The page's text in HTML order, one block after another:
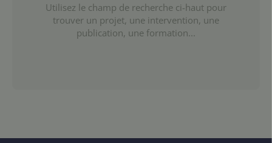
Utilisez le champ de recherche ci-haut pour
trouver un projet, une intervention, une
publication, une formation...